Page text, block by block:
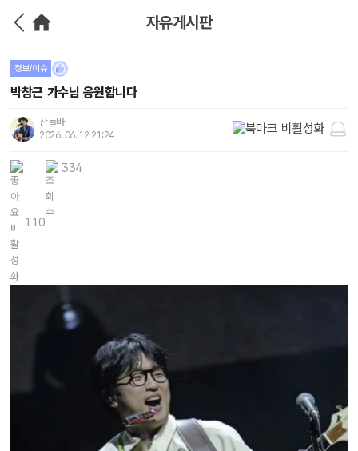
자유게시판
정보/이슈
박창근 가수님 응원합니다
산들바
2026. 06. 12 21:24
110
334